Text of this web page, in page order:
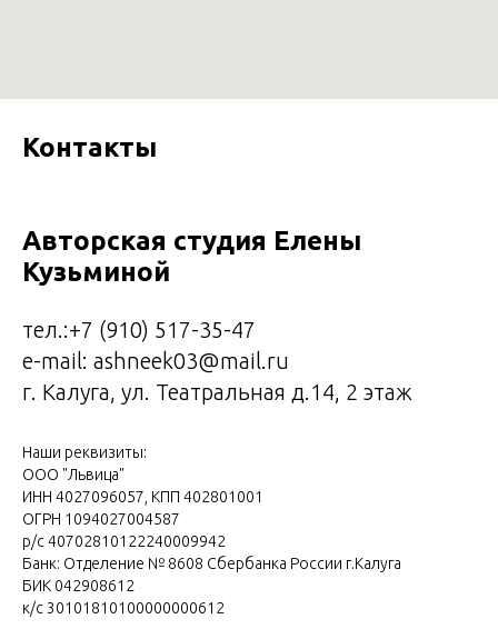
Контакты
Авторская студия Елены
Кузьминой
тел.:+7 (910) 517-35-47
e-mail: ashneek03@mail.ru
г. Калуга, ул. Театральная д.14, 2 этаж
Наши реквизиты:
ООО "Львица"
ИНН 4027096057, КПП 402801001
ОГРН 1094027004587
р/с 40702810122240009942
Банк: Отделение № 8608 Сбербанка России г.Калуга
БИК 042908612
к/с 30101810100000000612